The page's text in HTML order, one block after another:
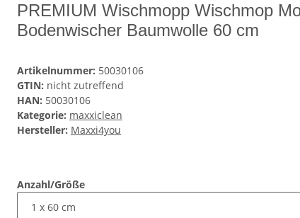
PREMIUM Wischmopp Wischmop
Bodenwischer Baumwolle 60 cm
Artikelnummer: 50030106
GTIN: nicht zutreffend
HAN: 50030106
Kategorie: maxxiclean
Hersteller: Maxxi4you
Anzahl/Größe